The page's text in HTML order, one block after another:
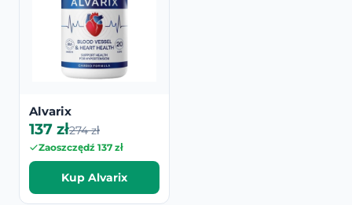
Alvarix
137 zł274 zł
Zaoszczędź 137 zł
Kup Alvarix